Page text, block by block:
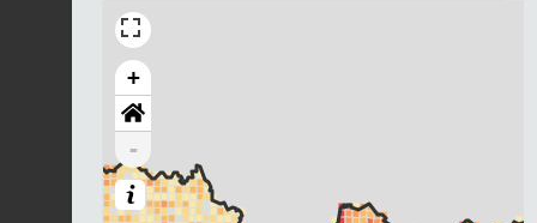
+
-